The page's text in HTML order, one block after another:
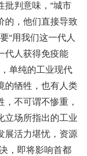
批判意味，“城市
的，他们直接导致
“用我们这一代人
代人获得免疫能
单纯的工业现代
的牺牲，也有人类
不可谓不惨重，
立场所指出的工业
展活力堪忧，资源
，即将影响首都